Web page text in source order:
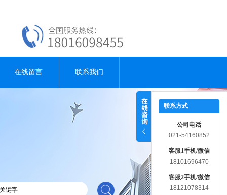
在线留言 联系我们
联系方式
公司电话
021-54160852
客服1手机/微信
18101696470
客服2手机/微信
18121078314